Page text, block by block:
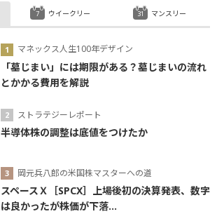
マネックス人生100年デザイン
「墓じまい」には期限がある？墓じまいの流れ
とかかる費用を解説
ストラテジーレポート
半導体株の調整は底値をつけたか
岡元兵八郎の米国株マスターへの道
スペースＸ［SPCX］上場後初の決算発表、数字
は良かったが株価が下落...
ウイークリー マンスリー